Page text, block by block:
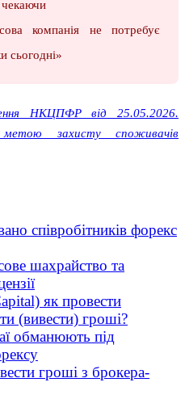
компанія не потребує
сьогодні»
НКЦПФР від 25.05.2026.
захисту споживачів
співробітників форекс
шахрайство та
як провести
(вивести) гроші?
обманюють під
гроші з брокера-